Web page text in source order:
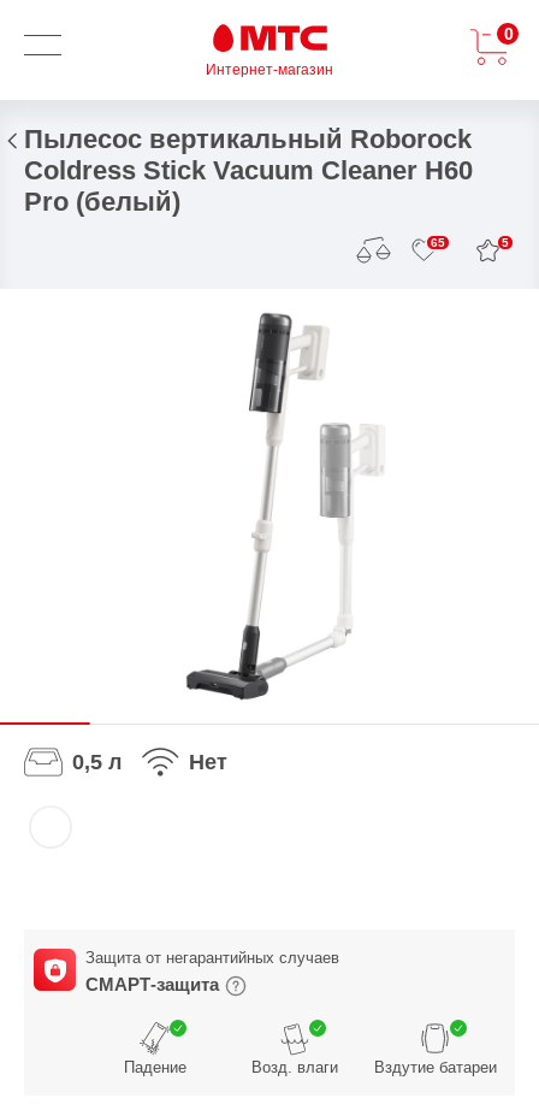
Интернет-магазин
0
Пылесос вертикальный Roborock
Coldress Stick Vacuum Cleaner H60
Pro (белый)
65 5
0,5 л Нeт
Защита от негарантийных случаев
СМАРТ-защита
Падение Возд. влаги Вздутие батареи